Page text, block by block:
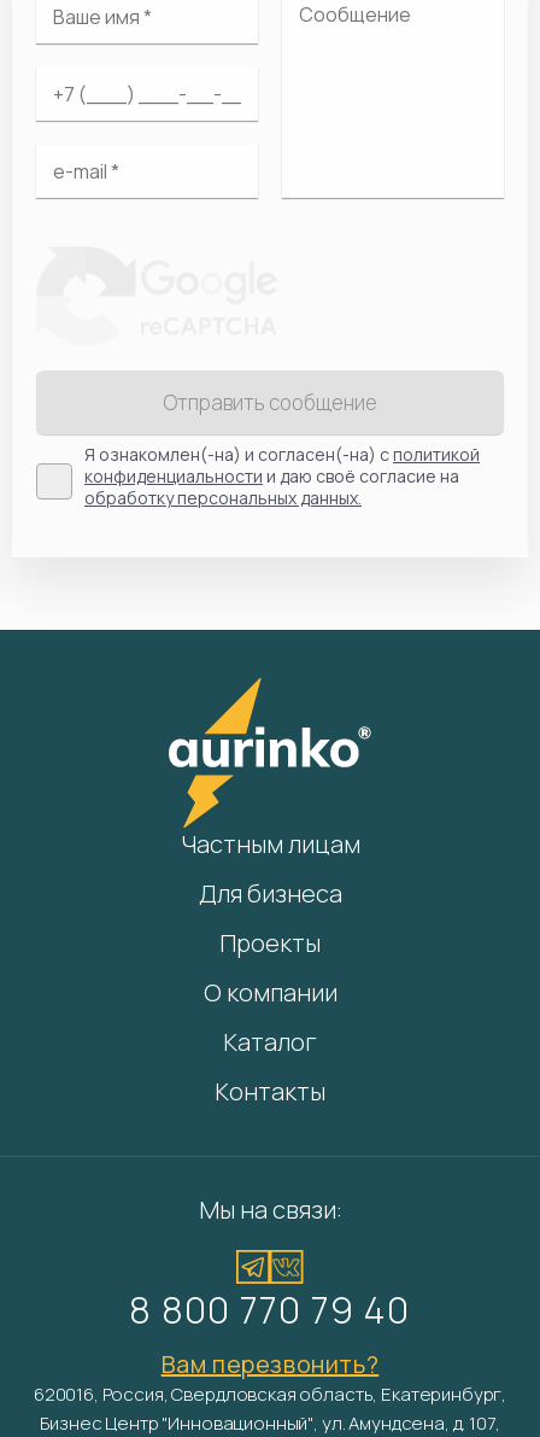
Отправить сообщение
Я ознакомлен(-на) и согласен(-на) сполитикой
конфиденциальности и даю своё согласие на
обработку персональных данных.
Частным лицам
Для бизнеса
Проекты
О компании
Каталог
Контакты
Мы на связи:
8 800 770 79 40
Вам перезвонить?
620016, Россия, Свердловская область, Екатеринбург,
Бизнес Центр "Инновационный", ул. Амундсена, д. 107,